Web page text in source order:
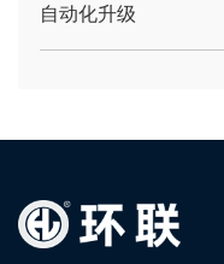
自动化升级